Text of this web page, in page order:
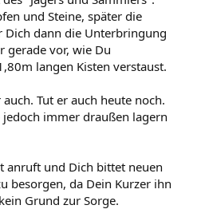
und Steine, später die
Dich dann die Unterbringung
gerade vor, wie Du
langen Kisten verstaust.
Tut er auch heute noch.
jedoch immer draußen lagern
anruft und Dich bittet neuen
besorgen, da Dein Kurzer ihn
Grund zur Sorge.